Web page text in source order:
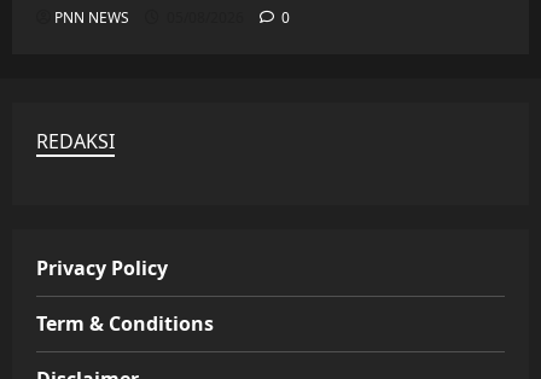
PNN NEWS 0
REDAKSI
Privacy Policy
Term & Conditions